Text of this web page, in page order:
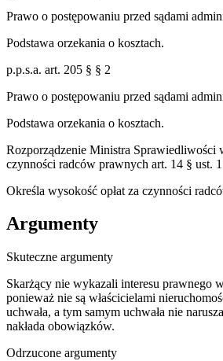
Prawo o postępowaniu przed sądami
Podstawa orzekania o kosztach.
p.p.s.a. art. 205 § § 2
Prawo o postępowaniu przed sądami
Podstawa orzekania o kosztach.
Rozporządzenie Ministra Sprawiedliwości
czynności radców prawnych art. 14 § ust.
Określa wysokość opłat za czynności
Argumenty
Skuteczne argumenty
Skarżący nie wykazali interesu prawnego
ponieważ nie są właścicielami
uchwała, a tym samym uchwała nie
nakłada obowiązków.
Odrzucone argumenty